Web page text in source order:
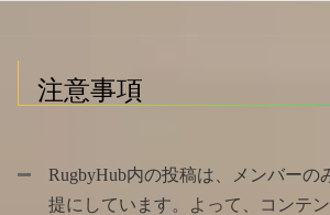
注意事項
RugbyHub内の投稿は、メンバーの
提にしています。よって、コンテ